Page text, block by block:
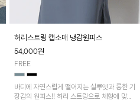
허리스트링 캡소매 냉감원피스
54,000원
FREE
바디에 자연스럽게 떨어지는 실루엣과 롱한 기
장감의 원피스!! 허리 스트링으로 체형에 맞게